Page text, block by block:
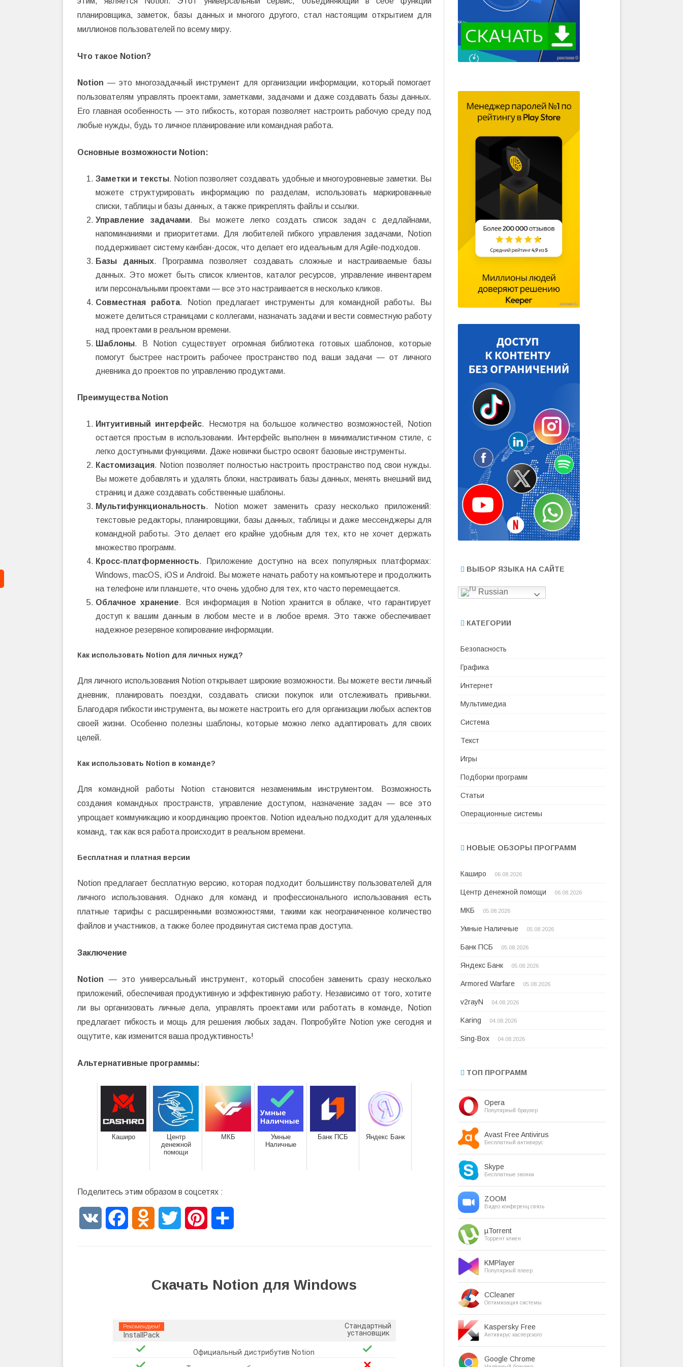
планировщика, заметок, базы данных и многого другого, стал настоящим открытием для
миллионов пользователей по всему миру.
Что такое Notion?
Notion — это многозадачный инструмент для организации информации, который помогает
пользователям управлять проектами, заметками, задачами и даже создавать базы данных.
Его главная особенность — это гибкость, которая позволяет настроить рабочую среду под
любые нужды, будь то личное планирование или командная работа.
Основные возможности Notion:
Заметки и тексты. Notion позволяет создавать удобные и многоуровневые заметки. Вы
можете структурировать информацию по разделам, использовать маркированные
списки, таблицы и базы данных, а также прикреплять файлы и ссылки.
Управление задачами. Вы можете легко создать список задач с дедлайнами,
напоминаниями и приоритетами. Для любителей гибкого управления задачами, Notion
поддерживает систему канбан-досок, что делает его идеальным для Agile-подходов.
Базы данных. Программа позволяет создавать сложные и настраиваемые базы
данных. Это может быть список клиентов, каталог ресурсов, управление инвентарем
или персональными проектами — все это настраивается в несколько кликов.
Совместная работа. Notion предлагает инструменты для командной работы. Вы
можете делиться страницами с коллегами, назначать задачи и вести совместную работу
над проектами в реальном времени.
Шаблоны. В Notion существует огромная библиотека готовых шаблонов, которые
помогут быстрее настроить рабочее пространство под ваши задачи — от личного
дневника до проектов по управлению продуктами.
Преимущества Notion
Интуитивный интерфейс. Несмотря на большое количество возможностей, Notion
остается простым в использовании. Интерфейс выполнен в минималистичном стиле, с
легко доступными функциями. Даже новички быстро освоят базовые инструменты.
Кастомизация. Notion позволяет полностью настроить пространство под свои нужды.
Вы можете добавлять и удалять блоки, настраивать базы данных, менять внешний вид
страниц и даже создавать собственные шаблоны.
Мультифункциональность. Notion может заменить сразу несколько приложений:
текстовые редакторы, планировщики, базы данных, таблицы и даже мессенджеры для
командной работы. Это делает его крайне удобным для тех, кто не хочет держать
множество программ.
Кросс-платформенность. Приложение доступно на всех популярных платформах:
Windows, macOS, iOS и Android. Вы можете начать работу на компьютере и продолжить
на телефоне или планшете, что очень удобно для тех, кто часто перемещается.
Облачное хранение. Вся информация в Notion хранится в облаке, что гарантирует
доступ к вашим данным в любом месте и в любое время. Это также обеспечивает
надежное резервное копирование информации.
Как использовать Notion для личных нужд?
Для личного использования Notion открывает широкие возможности. Вы можете вести личный
дневник, планировать поездки, создавать списки покупок или отслеживать привычки.
Благодаря гибкости инструмента, вы можете настроить его для организации любых аспектов
своей жизни. Особенно полезны шаблоны, которые можно легко адаптировать для своих
целей.
Как использовать Notion в команде?
Для командной работы Notion становится незаменимым инструментом. Возможность
создания командных пространств, управление доступом, назначение задач — все это
упрощает коммуникацию и координацию проектов. Notion идеально подходит для удаленных
команд, так как вся работа происходит в реальном времени.
Бесплатная и платная версии
Notion предлагает бесплатную версию, которая подходит большинству пользователей для
личного использования. Однако для команд и профессионального использования есть
платные тарифы с расширенными возможностями, такими как неограниченное количество
файлов и участников, а также более продвинутая система прав доступа.
Заключение
Notion — это универсальный инструмент, который способен заменить сразу несколько
приложений, обеспечивая продуктивную и эффективную работу. Независимо от того, хотите
ли вы организовать личные дела, управлять проектами или работать в команде, Notion
предлагает гибкость и мощь для решения любых задач. Попробуйте Notion уже сегодня и
ощутите, как изменится ваша продуктивность!
Альтернативные программы:
Каширо
Центр
денежной
помощи
МКБ
Умные
Наличные
Банк ПСБ Яндекс Банк
Поделитесь этим образом в соцсетях :
VK FacebookOdnoklassniki
Twitter Pinterest
Скачать Notion для Windows
Рекомендуем!
InstallPack
Стандартный
установщик
Официальный дистрибутив Notion
ВЫБОР ЯЗЫКА НА САЙТЕ
Russian
КАТЕГОРИИ
Безопасность
Графика
Интернет
Мультимедиа
Система
Текст
Игры
Подборки программ
Статьи
Операционные системы
НОВЫЕ ОБЗОРЫ ПРОГРАММ
Каширо 06.08.2026
Центр денежной помощи 06.08.2026
МКБ 05.08.2026
Умные Наличные 05.08.2026
Банк ПСБ 05.08.2026
Яндекс Банк 05.08.2026
Armored Warfare 05.08.2026
v2rayN 04.08.2026
Karing 04.08.2026
Sing-Box 04.08.2026
ТОП ПРОГРАММ
Opera
Популярный браузер
Avast Free Antivirus
Бесплатный антивирус
Skype
Бесплатные звонки
ZOOM
Видео конференц связь
µTorrent
Торрент клиен
KMPlayer
Популярный плеер
CCleaner
Оптимизация системы
Kaspersky Free
Антивирус касперского
Google Chrome